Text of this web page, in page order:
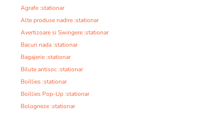
Agrafe :stationar
Alte produse nadire :stationar
Avertizoare si Swingere :stationar
Bacuri nada :stationar
Bagajerie :stationar
Bilute antisoc :stationar
Boillies :stationar
Boillies Pop-Up :stationar
Bologneze :stationar